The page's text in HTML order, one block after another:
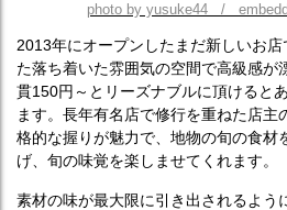
photo by yusuke44 /
2013年にオープンしたまだ新しいお
た落ち着いた雰囲気の空間で高級感が
貫150円～とリーズナブルに頂けると
ます。長年有名店で修行を重ねた店主
格的な握りが魅力で、地物の旬の食材
げ、旬の味覚を楽しませてくれます。
素材の味が最大限に引き出されるよう